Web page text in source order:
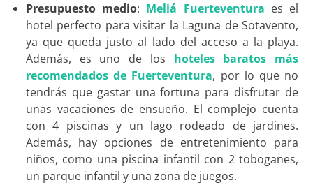
Presupuesto medio: Meliá Fuerteventura es el
hotel perfecto para visitar la Laguna de Sotavento,
ya que queda justo al lado del acceso a la playa.
Además, es uno de los hoteles baratos más
recomendados de Fuerteventura, por lo que no
tendrás que gastar una fortuna para disfrutar de
unas vacaciones de ensueño. El complejo cuenta
con 4 piscinas y un lago rodeado de jardines.
Además, hay opciones de entretenimiento para
niños, como una piscina infantil con 2 toboganes,
un parque infantil y una zona de juegos.